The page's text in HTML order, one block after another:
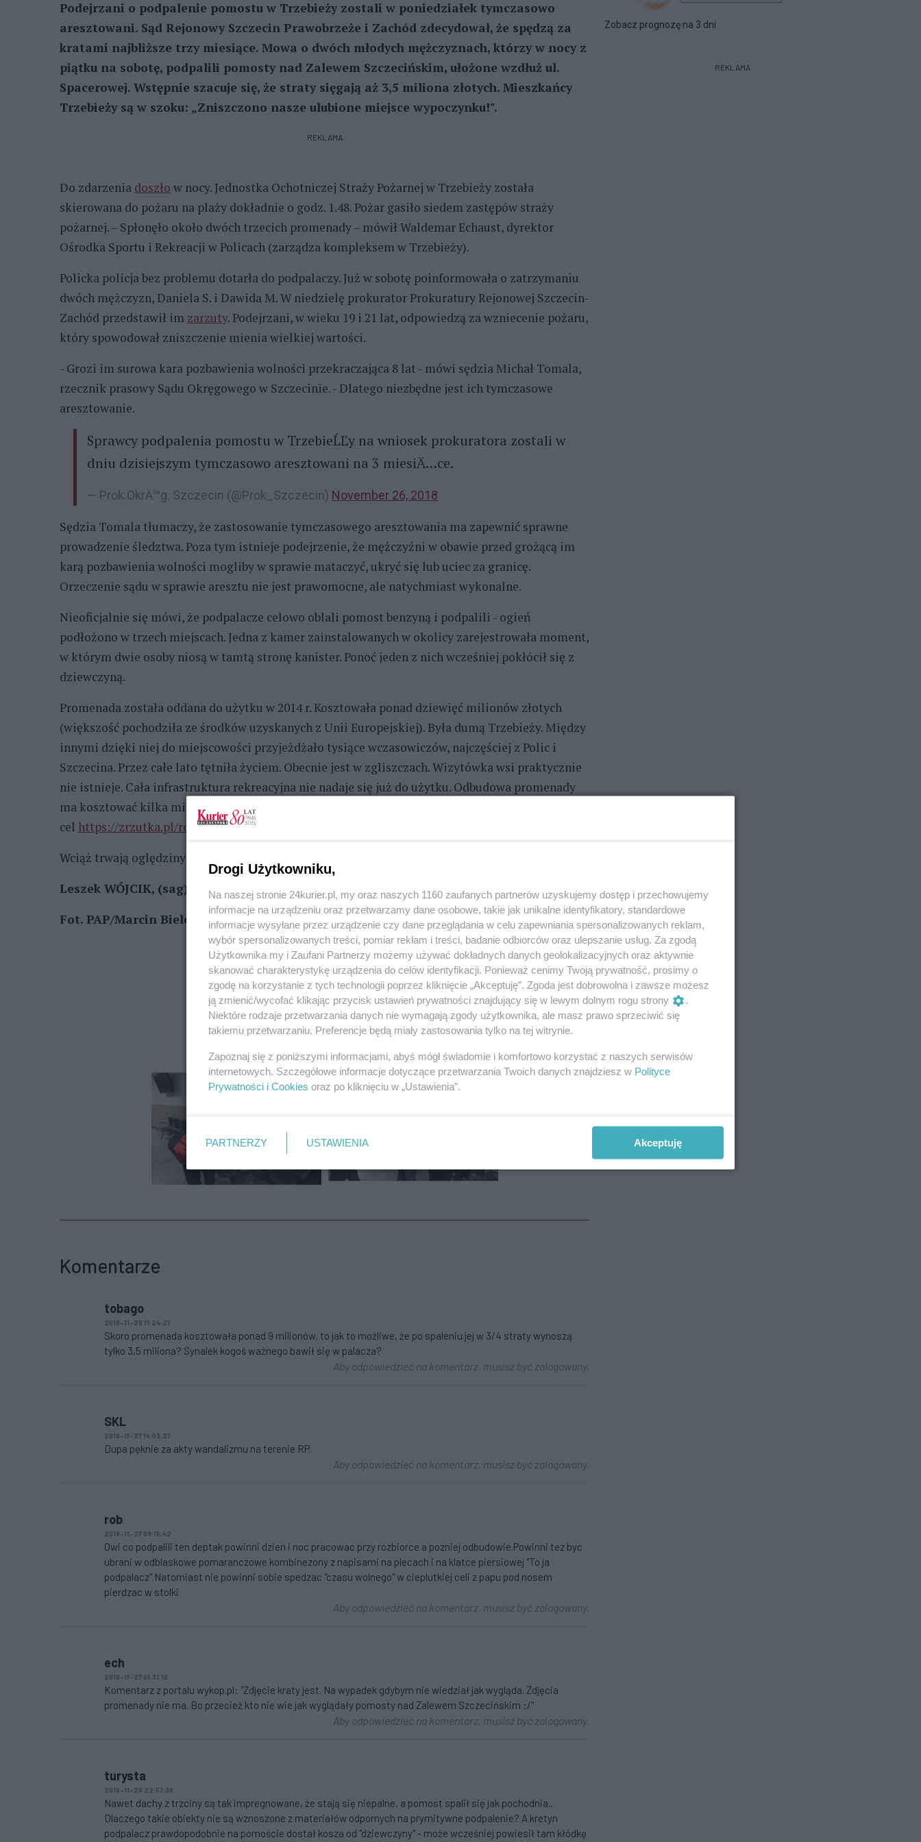
Podejrzani o podpalenie pomostu w Trzebieży zostali w poniedziałek tymczasowo
aresztowani. Sąd Rejonowy Szczecin Prawobrzeże i Zachód zdecydował, że spędzą za
kratami najbliższe trzy miesiące. Mowa o dwóch młodych mężczyznach, którzy w nocy z
piątku na sobotę, podpalili pomosty nad Zalewem Szczecińskim, ułożone wzdłuż ul.
Spacerowej. Wstępnie szacuje się, że straty sięgają aż 3,5 miliona złotych. Mieszkańcy
Trzebieży są w szoku: „Zniszczono nasze ulubione miejsce wypoczynku!".
REKLAMA
Do zdarzenia doszło w nocy. Jednostka Ochotniczej Straży Pożarnej w Trzebieży została
skierowana do pożaru na plaży dokładnie o godz. 1.48. Pożar gasiło siedem zastępów straży
pożarnej. – Spłonęło około dwóch trzecich promenady – mówił Waldemar Echaust, dyrektor
Ośrodka Sportu i Rekreacji w Policach (zarządza kompleksem w Trzebieży).
Policka policja bez problemu dotarła do podpalaczy. Już w sobotę poinformowała o zatrzymaniu
dwóch mężczyzn, Daniela S. i Dawida M. W niedzielę prokurator Prokuratury Rejonowej Szczecin-
Zachód przedstawił im zarzuty. Podejrzani, w wieku 19 i 21 lat, odpowiedzą za wzniecenie pożaru,
który spowodował zniszczenie mienia wielkiej wartości.
- Grozi im surowa kara pozbawienia wolności przekraczająca 8 lat - mówi sędzia Michał Tomala,
rzecznik prasowy Sądu Okręgowego w Szczecinie. - Dlatego niezbędne jest ich tymczasowe
aresztowanie.
Sprawcy podpalenia pomostu w TrzebieĹĽy na wniosek prokuratora zostali w
dniu dzisiejszym tymczasowo aresztowani na 3 miesiÄ…ce.
— Prok.OkrÄ™g. Szczecin (@Prok_Szczecin) November 26, 2018
Sędzia Tomala tłumaczy, że zastosowanie tymczasowego aresztowania ma zapewnić sprawne
prowadzenie śledztwa. Poza tym istnieje podejrzenie, że mężczyźni w obawie przed grożącą im
karą pozbawienia wolności mogliby w sprawie mataczyć, ukryć się lub uciec za granicę.
Orzeczenie sądu w sprawie aresztu nie jest prawomocne, ale natychmiast wykonalne.
Nieoficjalnie się mówi, że podpalacze celowo oblali pomost benzyną i podpalili - ogień
podłożono w trzech miejscach. Jedna z kamer zainstalowanych w okolicy zarejestrowała moment,
w którym dwie osoby niosą w tamtą stronę kanister. Ponoć jeden z nich wcześniej pokłócił się z
dziewczyną.
Promenada została oddana do użytku w 2014 r. Kosztowała ponad dziewięć milionów złotych
(większość pochodziła ze środków uzyskanych z Unii Europejskiej). Była dumą Trzebieży. Między
innymi dzięki niej do miejscowości przyjeżdżało tysiące wczasowiczów, najczęściej z Polic i
Szczecina. Przez całe lato tętniła życiem. Obecnie jest w zgliszczach. Wizytówka wsi praktycznie
nie istnieje. Cała infrastruktura rekreacyjna nie nadaje się już do użytku. Odbudowa promenady
ma kosztować kilka milionów złotych. Prowadzona jest społeczna zbiórka na ten
cel https://zrzutka.pl/rc6uux
Wciąż trwają oględziny pogorzeliska. Policja poszukuje świadków tego zdarzenia.
Leszek WÓJCIK, (sag)
Fot. PAP/Marcin Bielecki
REKLAMA
Komentarze
tobago
2018-11-28 11:24:27
Skoro promenada kosztowała ponad 9 milionów, to jak to możliwe, że po spaleniu jej w 3/4 straty wynoszą
tylko 3,5 miliona? Synalek kogoś ważnego bawił się w palacza?
Aby odpowiedzieć na komentarz, musisz być zalogowany.
SKL
2018-11-27 14:03:27
Dupa pęknie za akty wandalizmu na terenie RP.
Aby odpowiedzieć na komentarz, musisz być zalogowany.
rob
2018-11-27 09:15:42
Owi co podpalili ten deptak powinni dzien i noc pracowac przy rozbiorce a pozniej odbudowie.Powinni tez byc
ubrani w odblaskowe pomaranczowe kombinezony z napisami na plecach i na klatce piersiowej "To ja
podpalacz".Natomiast nie powinni sobie spedzac "czasu wolnego" w cieplutkiej celi z papu pod nosem
pierdzac w stolki
Aby odpowiedzieć na komentarz, musisz być zalogowany.
ech
2018-11-27 01:31:19
Komentarz z portalu wykop.pl: "Zdjęcie kraty jest. Na wypadek gdybym nie wiedział jak wygląda. Zdjęcia
promenady nie ma. Bo przecież kto nie wie jak wyglądały pomosty nad Zalewem Szczecińskim :/"
Aby odpowiedzieć na komentarz, musisz być zalogowany.
turysta
2018-11-26 22:57:38
Nawet dachy z trzciny są tak impregnowane, że stają się niepalne, a pomost spalił się jak pochodnia...
Dlaczego takie obiekty nie są wznoszone z materiałów odpornych na prymitywne podpalenie? A kretyn
podpalacz prawdopodobnie na pomoście dostał kosza od "dziewczyny" - może wcześniej powiesił tam kłódkę
Zobacz prognozę na 3 dni
REKLAMA
Drogi Użytkowniku,
Na naszej stronie 24kurier.pl, my oraz naszych 1160 zaufanych partnerów uzyskujemy dostęp i przechowujemy
informacje na urządzeniu oraz przetwarzamy dane osobowe, takie jak unikalne identyfikatory, standardowe
informacje wysyłane przez urządzenie czy dane przeglądania w celu zapewniania spersonalizowanych reklam,
wybór spersonalizowanych treści, pomiar reklam i treści, badanie odbiorców oraz ulepszanie usług. Za zgodą
Użytkownika my i Zaufani Partnerzy możemy używać dokładnych danych geolokalizacyjnych oraz aktywnie
skanować charakterystykę urządzenia do celów identyfikacji. Ponieważ cenimy Twoją prywatność, prosimy o
zgodę na korzystanie z tych technologii poprzez kliknięcie „Akceptuję”. Zgoda jest dobrowolna i zawsze możesz
ją zmienić/wycofać klikając przycisk ustawień prywatności znajdujący się w lewym dolnym rogu strony
.
Niektóre rodzaje przetwarzania danych nie wymagają zgody użytkownika, ale masz prawo sprzeciwić się
takiemu przetwarzaniu. Preferencje będą miały zastosowania tylko na tej witrynie.
Zapoznaj się z poniższymi informacjami, abyś mógł świadomie i komfortowo korzystać z naszych serwisów
internetowych. Szczegółowe informacje dotyczące przetwarzania Twoich danych znajdziesz w Polityce
Prywatności i Cookies oraz po kliknięciu w „Ustawienia”.
PARTNERZY USTAWIENIA Akceptuję